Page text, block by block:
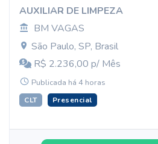
AUXILIAR DE LIMPEZA
BM VAGAS
São Paulo, SP, Brasil
R$ 2.236,00 p/ Mês
Publicada há 4 horas
CLT Presencial